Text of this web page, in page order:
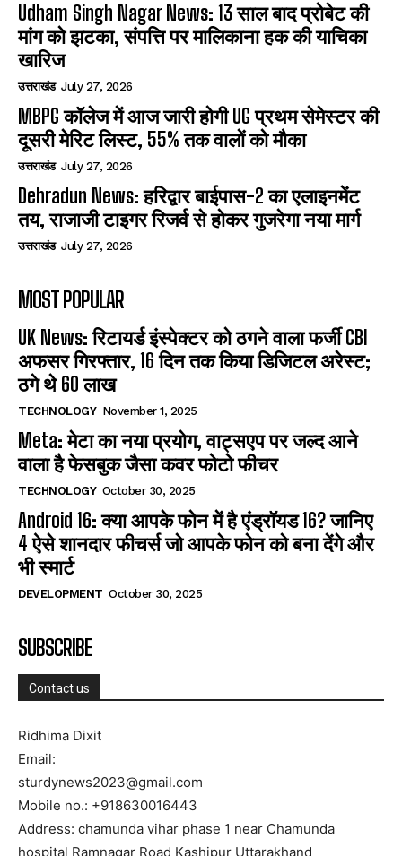
Udham Singh Nagar News: 13 साल बाद प्रोबेट की
मांग को झटका, संपत्ति पर मालिकाना हक की याचिका
खारिज
उत्तराखंड July 27, 2026
MBPG कॉलेज में आज जारी होगी UG प्रथम सेमेस्टर की
दूसरी मेरिट लिस्ट, 55% तक वालों को मौका
उत्तराखंड July 27, 2026
Dehradun News: हरिद्वार बाईपास-2 का एलाइनमेंट
तय, राजाजी टाइगर रिजर्व से होकर गुजरेगा नया मार्ग
उत्तराखंड July 27, 2026
MOST POPULAR
UK News: रिटायर्ड इंस्पेक्टर को ठगने वाला फर्जी CBI
अफसर गिरफ्तार, 16 दिन तक किया डिजिटल अरेस्ट;
ठगे थे 60 लाख
TECHNOLOGY November 1, 2025
Meta: मेटा का नया प्रयोग, वाट्सएप पर जल्द आने
वाला है फेसबुक जैसा कवर फोटो फीचर
TECHNOLOGY October 30, 2025
Android 16: क्या आपके फोन में है एंड्रॉयड 16? जानिए
4 ऐसे शानदार फीचर्स जो आपके फोन को बना देंगे और
भी स्मार्ट
DEVELOPMENT October 30, 2025
SUBSCRIBE
Contact us
Ridhima Dixit
Email:
sturdynews2023@gmail.com
Mobile no.: +918630016443
Address: chamunda vihar phase 1 near Chamunda
hospital Ramnagar Road Kashipur Uttarakhand